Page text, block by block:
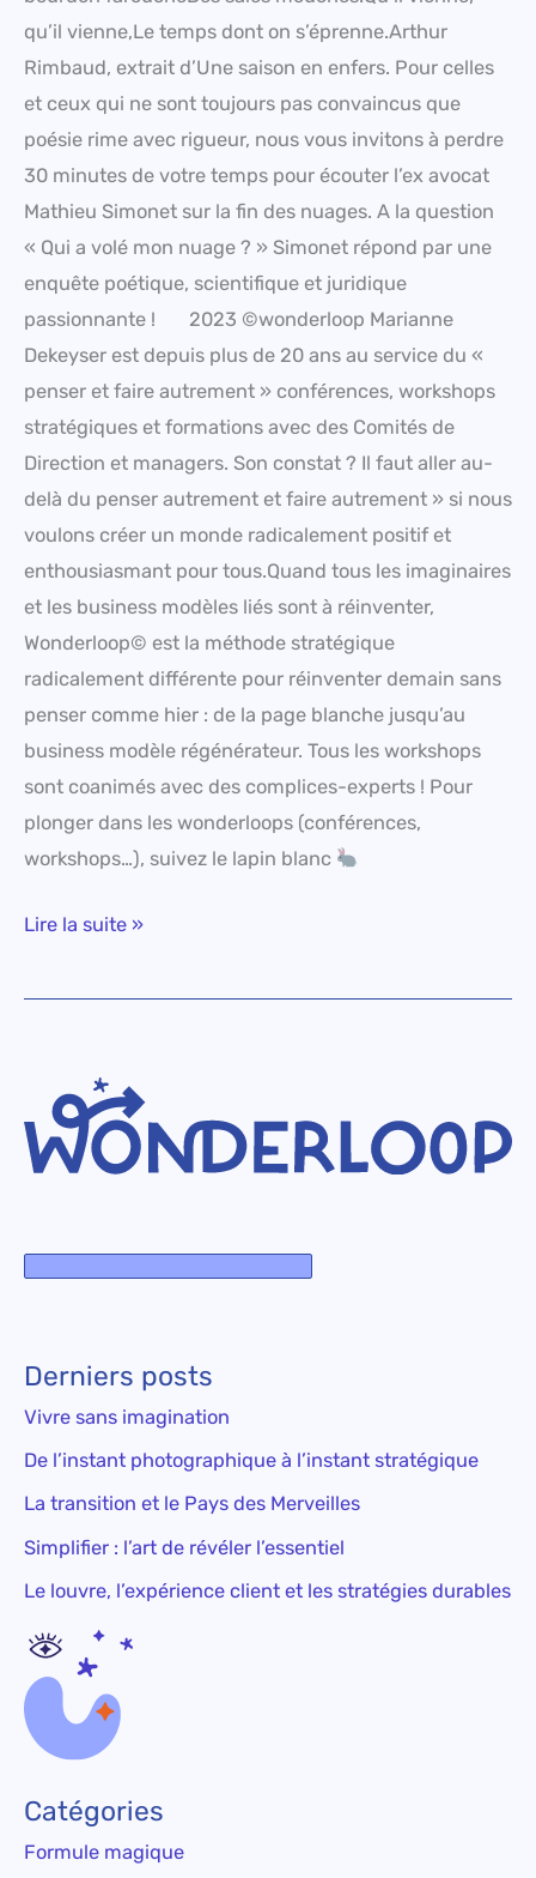
qu’il vienne,Le temps dont on s’éprenne.​​​​​​​Arthur
Rimbaud, extrait d’Une saison en enfers. Pour celles
et ceux qui ne sont toujours pas convaincus que
poésie rime avec rigueur, nous vous invitons à perdre
30 minutes de votre temps pour écouter l’ex avocat
Mathieu Simonet sur la fin des nuages. A la question
« Qui a volé mon nuage ? » Simonet répond par une
enquête poétique, scientifique et juridique
passionnante ! 2023 ©wonderloop Marianne
Dekeyser est depuis plus de 20 ans au service du «
penser et faire autrement » conférences, workshops
stratégiques et formations avec des Comités de
Direction et managers. Son constat ? Il faut aller au-
delà du penser autrement et faire autrement » si nous
voulons créer un monde radicalement positif et
enthousiasmant pour tous.Quand tous les imaginaires
et les business modèles liés sont à réinventer,
Wonderloop© est la méthode stratégique
radicalement différente pour réinventer demain sans
penser comme hier : de la page blanche jusqu’au
business modèle régénérateur. Tous les workshops
sont coanimés avec des complices-experts ! Pour
plonger dans les wonderloops (conférences,
workshops…), suivez le lapin blanc
Lire la suite »
Derniers posts
Vivre sans imagination
De l’instant photographique à l’instant stratégique
La transition et le Pays des Merveilles
Simplifier : l’art de révéler l’essentiel
Le louvre, l’expérience client et les stratégies durables
Catégories
Formule magique